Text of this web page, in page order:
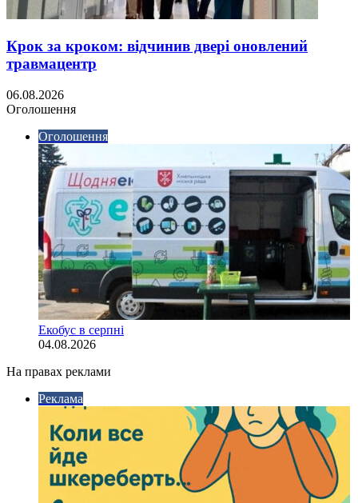
Крок за кроком: відчинив двері оновлений
травмацентр
06.08.2026
Оголошення
Оголошення
Екобус в серпні
04.08.2026
На правах реклами
Реклама